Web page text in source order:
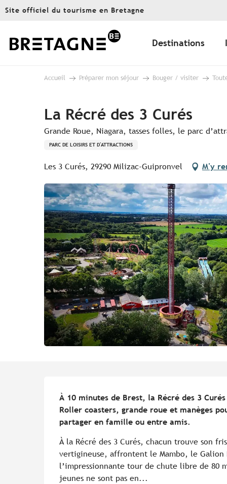
Aller
principal
Site officiel du tourisme en Bretagne
Destinations
Accueil Préparer mon séjour Bouger / visiter
La Récré des 3 Curés
Grande Roue, Niagara, tasses folles, le parc
PARC DE LOISIRS ET D'ATTRACTIONS
Les 3 Curés, 29290 Milizac-Guipronvel M'y
À 10 minutes de Brest, la Récré des 3
Roller coasters, grande roue et manèges
partager en famille ou entre amis.
À la Récré des 3 Curés, chacun trouve son
vertigineuse, affrontent le Mambo, le Galion
l’impressionnante tour de chute libre de 80
jeunes ne sont pas en...